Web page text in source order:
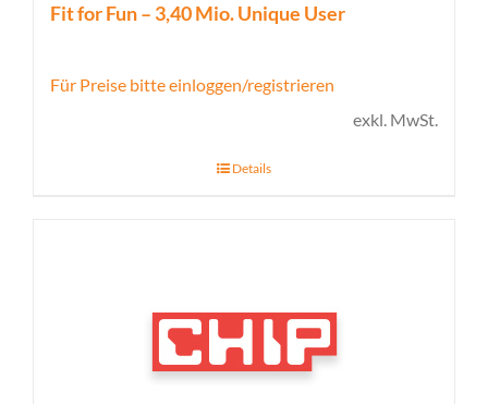
Fit for Fun – 3,40 Mio. Unique User
Für Preise bitte einloggen/registrieren
exkl. MwSt.
Details